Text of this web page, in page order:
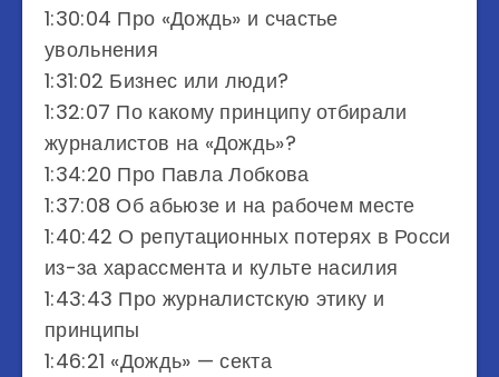
1:30:04 Про «Дождь» и счастье
увольнения
1:31:02 Бизнес или люди?
1:32:07 По какому принципу отбирали
журналистов на «Дождь»?
1:34:20 Про Павла Лобкова
1:37:08 Об абьюзе и на рабочем месте
1:40:42 О репутационных потерях в Росси
из-за харассмента и культе насилия
1:43:43 Про журналистскую этику и
принципы
1:46:21 «Дождь» — секта